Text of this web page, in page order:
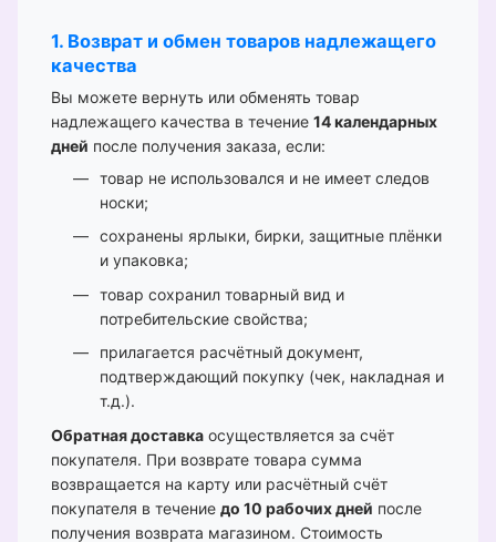
1. Возврат и обмен товаров надлежащего
качества
Вы можете вернуть или обменять товар
надлежащего качества в течение 14 календарных
дней после получения заказа, если:
товар не использовался и не имеет следов
носки;
сохранены ярлыки, бирки, защитные плёнки
и упаковка;
товар сохранил товарный вид и
потребительские свойства;
прилагается расчётный документ,
подтверждающий покупку (чек, накладная и
т.д.).
Обратная доставка осуществляется за счёт
покупателя. При возврате товара сумма
возвращается на карту или расчётный счёт
покупателя в течение до 10 рабочих дней после
получения возврата магазином. Стоимость